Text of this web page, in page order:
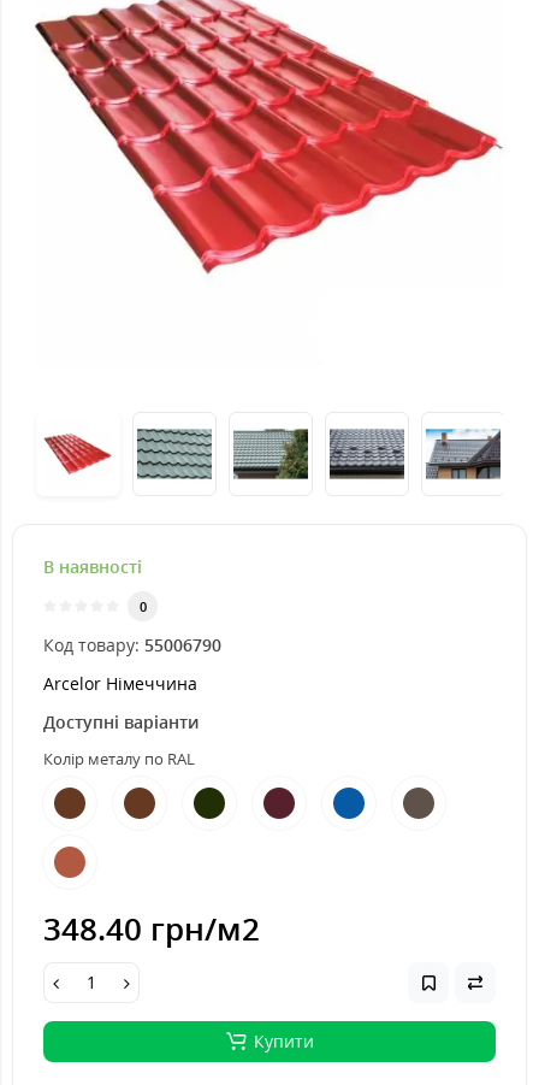
В наявності
0
Код товару: 55006790
Arcelor Німеччина
Доступні варіанти
Колір металу по RAL
348.40 грн/м2
Купити